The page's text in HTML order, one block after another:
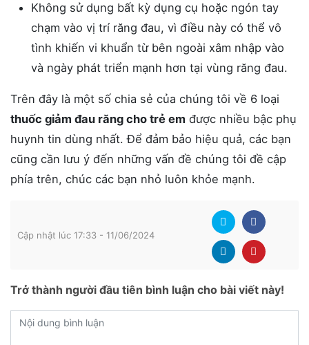
Không sử dụng bất kỳ dụng cụ hoặc ngón tay
chạm vào vị trí răng đau, vì điều này có thể vô
tình khiến vi khuẩn từ bên ngoài xâm nhập vào
và ngày phát triển mạnh hơn tại vùng răng đau.
Trên đây là một số chia sẻ của chúng tôi về 6 loại
thuốc giảm đau răng cho trẻ em được nhiều bậc phụ
huynh tin dùng nhất. Để đảm bảo hiệu quả, các bạn
cũng cần lưu ý đến những vấn đề chúng tôi đề cập
phía trên, chúc các bạn nhỏ luôn khỏe mạnh.
Cập nhật lúc 17:33 - 11/06/2024
Trở thành người đầu tiên bình luận cho bài viết này!